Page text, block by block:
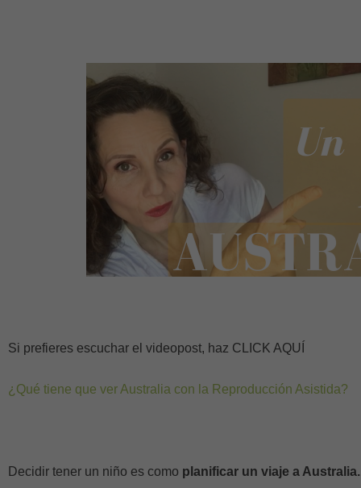
Si prefieres escuchar el videopost, haz CLICK AQUÍ
¿Qué tiene que ver Australia con la Reproducción Asistida?
Decidir tener un niño es como planificar un viaje a Australia.